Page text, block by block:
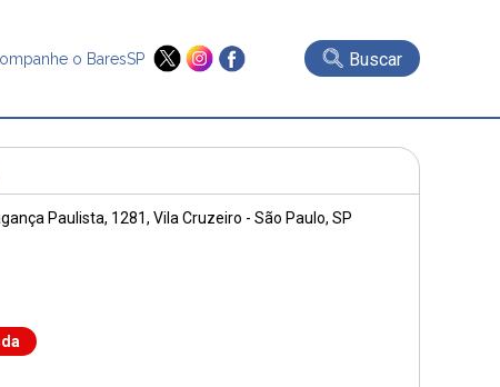
o BaresSP Buscar
Paulista, 1281, Vila Cruzeiro - São Paulo, SP